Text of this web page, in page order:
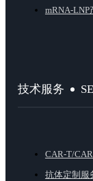
mRNA-LNP
技术服务
CAR-T/
抗体定制服